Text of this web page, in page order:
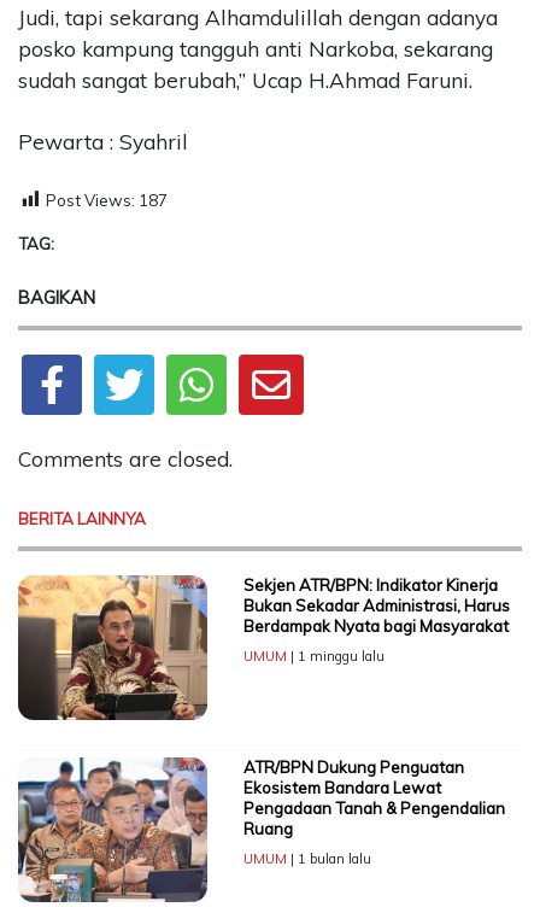
Judi, tapi sekarang Alhamdulillah dengan adanya
posko kampung tangguh anti Narkoba, sekarang
sudah sangat berubah,” Ucap H.Ahmad Faruni.
Pewarta : Syahril
Post Views: 187
TAG:
BAGIKAN
Comments are closed.
BERITA LAINNYA
Sekjen ATR/BPN: Indikator Kinerja
Bukan Sekadar Administrasi, Harus
Berdampak Nyata bagi Masyarakat
UMUM | 1 minggu lalu
ATR/BPN Dukung Penguatan
Ekosistem Bandara Lewat
Pengadaan Tanah & Pengendalian
Ruang
UMUM | 1 bulan lalu